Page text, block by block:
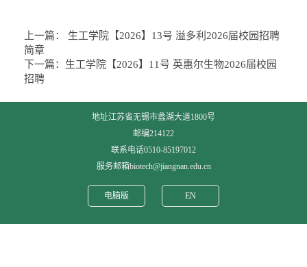
上一篇：
生工学院【2026】13号 溢多利2026届校园招聘
简章
下一篇： 生工学院【2026】11号 英惠尔生物2026届校园
招聘
地址江苏省无锡市蠡湖大道1800号
邮编214122
联系电话0510-85197012
服务邮箱biotech@jiangnan.edu.cn
电脑版 EN